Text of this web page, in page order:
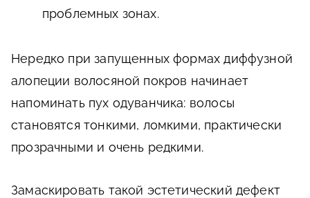
проблемных зонах.
Нередко при запущенных формах диффузной
алопеции волосяной покров начинает
напоминать пух одуванчика: волосы
становятся тонкими, ломкими, практически
прозрачными и очень редкими.
Замаскировать такой эстетический дефект